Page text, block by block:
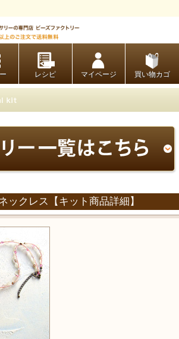
レシピ マイページ 買い物カゴ
ックレス【キット商品詳細】